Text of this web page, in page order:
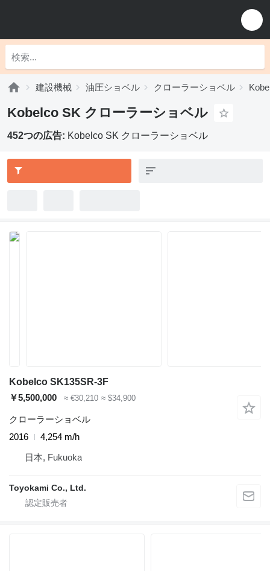
建設機械 油圧ショベル クローラーショベル
Kobelco SK クローラーショベル
452つの広告: Kobelco SK クローラーショベル
Kobelco SK135SR-3F
￥5,500,000
≈ €30,210 ≈ $34,900
クローラーショベル
2016
4,254 m/h
日本, Fukuoka
Toyokami Co., Ltd.